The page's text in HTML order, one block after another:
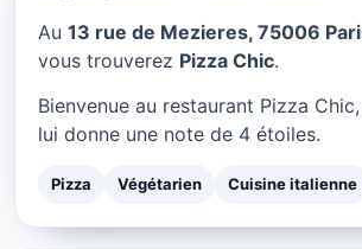
Pizza Chic à Paris
Au 13 rue de Mezieres, 75006
vous trouverez Pizza Chic.
Bienvenue au restaurant Pizza
lui donne une note de 4 étoiles.
Pizza Végétarien Cuisine italienne